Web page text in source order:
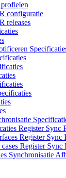
configuratie
releases
Register Sync
Register Sync
cases Register Sync
Synchronisatie